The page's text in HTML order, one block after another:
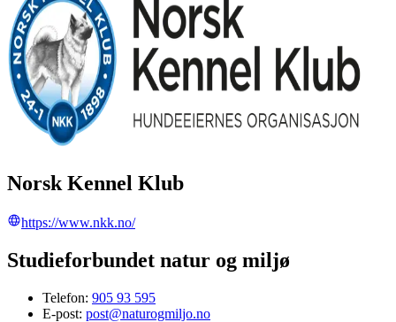
Norsk Kennel Klub
https://www.nkk.no/
Studieforbundet natur og miljø
Telefon: 905 93 595
E-post: post@naturogmiljo.no